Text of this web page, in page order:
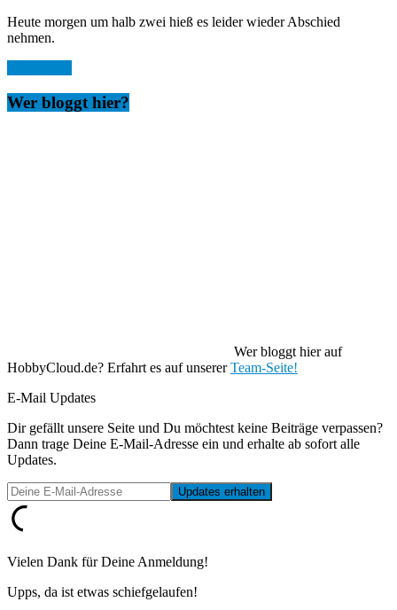
Heute morgen um halb zwei hieß es leider wieder Abschied
nehmen.
Wer bloggt hier?
Wer bloggt hier auf
HobbyCloud.de? Erfahrt es auf unsererTeam-Seite!
E-Mail Updates
Dir gefällt unsere Seite und Du möchtest keine Beiträge verpassen?
Dann trage Deine E-Mail-Adresse ein und erhalte ab sofort alle
Updates.
Vielen Dank für Deine Anmeldung!
Upps, da ist etwas schiefgelaufen!